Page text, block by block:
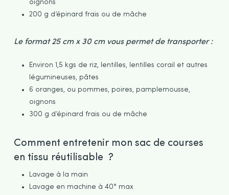
oignons
200 g d’épinard frais ou de mâche
Le format 25 cm x 30 cm vous permet de transporter :
Environ 1,5 kgs de riz, lentilles, lentilles corail et autres
légumineuses, pâtes
6 oranges, ou pommes, poires, pamplemousse,
oignons
300 g d’épinard frais ou de mâche
Comment entretenir mon sac de courses
en tissu réutilisable ?
Lavage à la main
Lavage en machine à 40° max